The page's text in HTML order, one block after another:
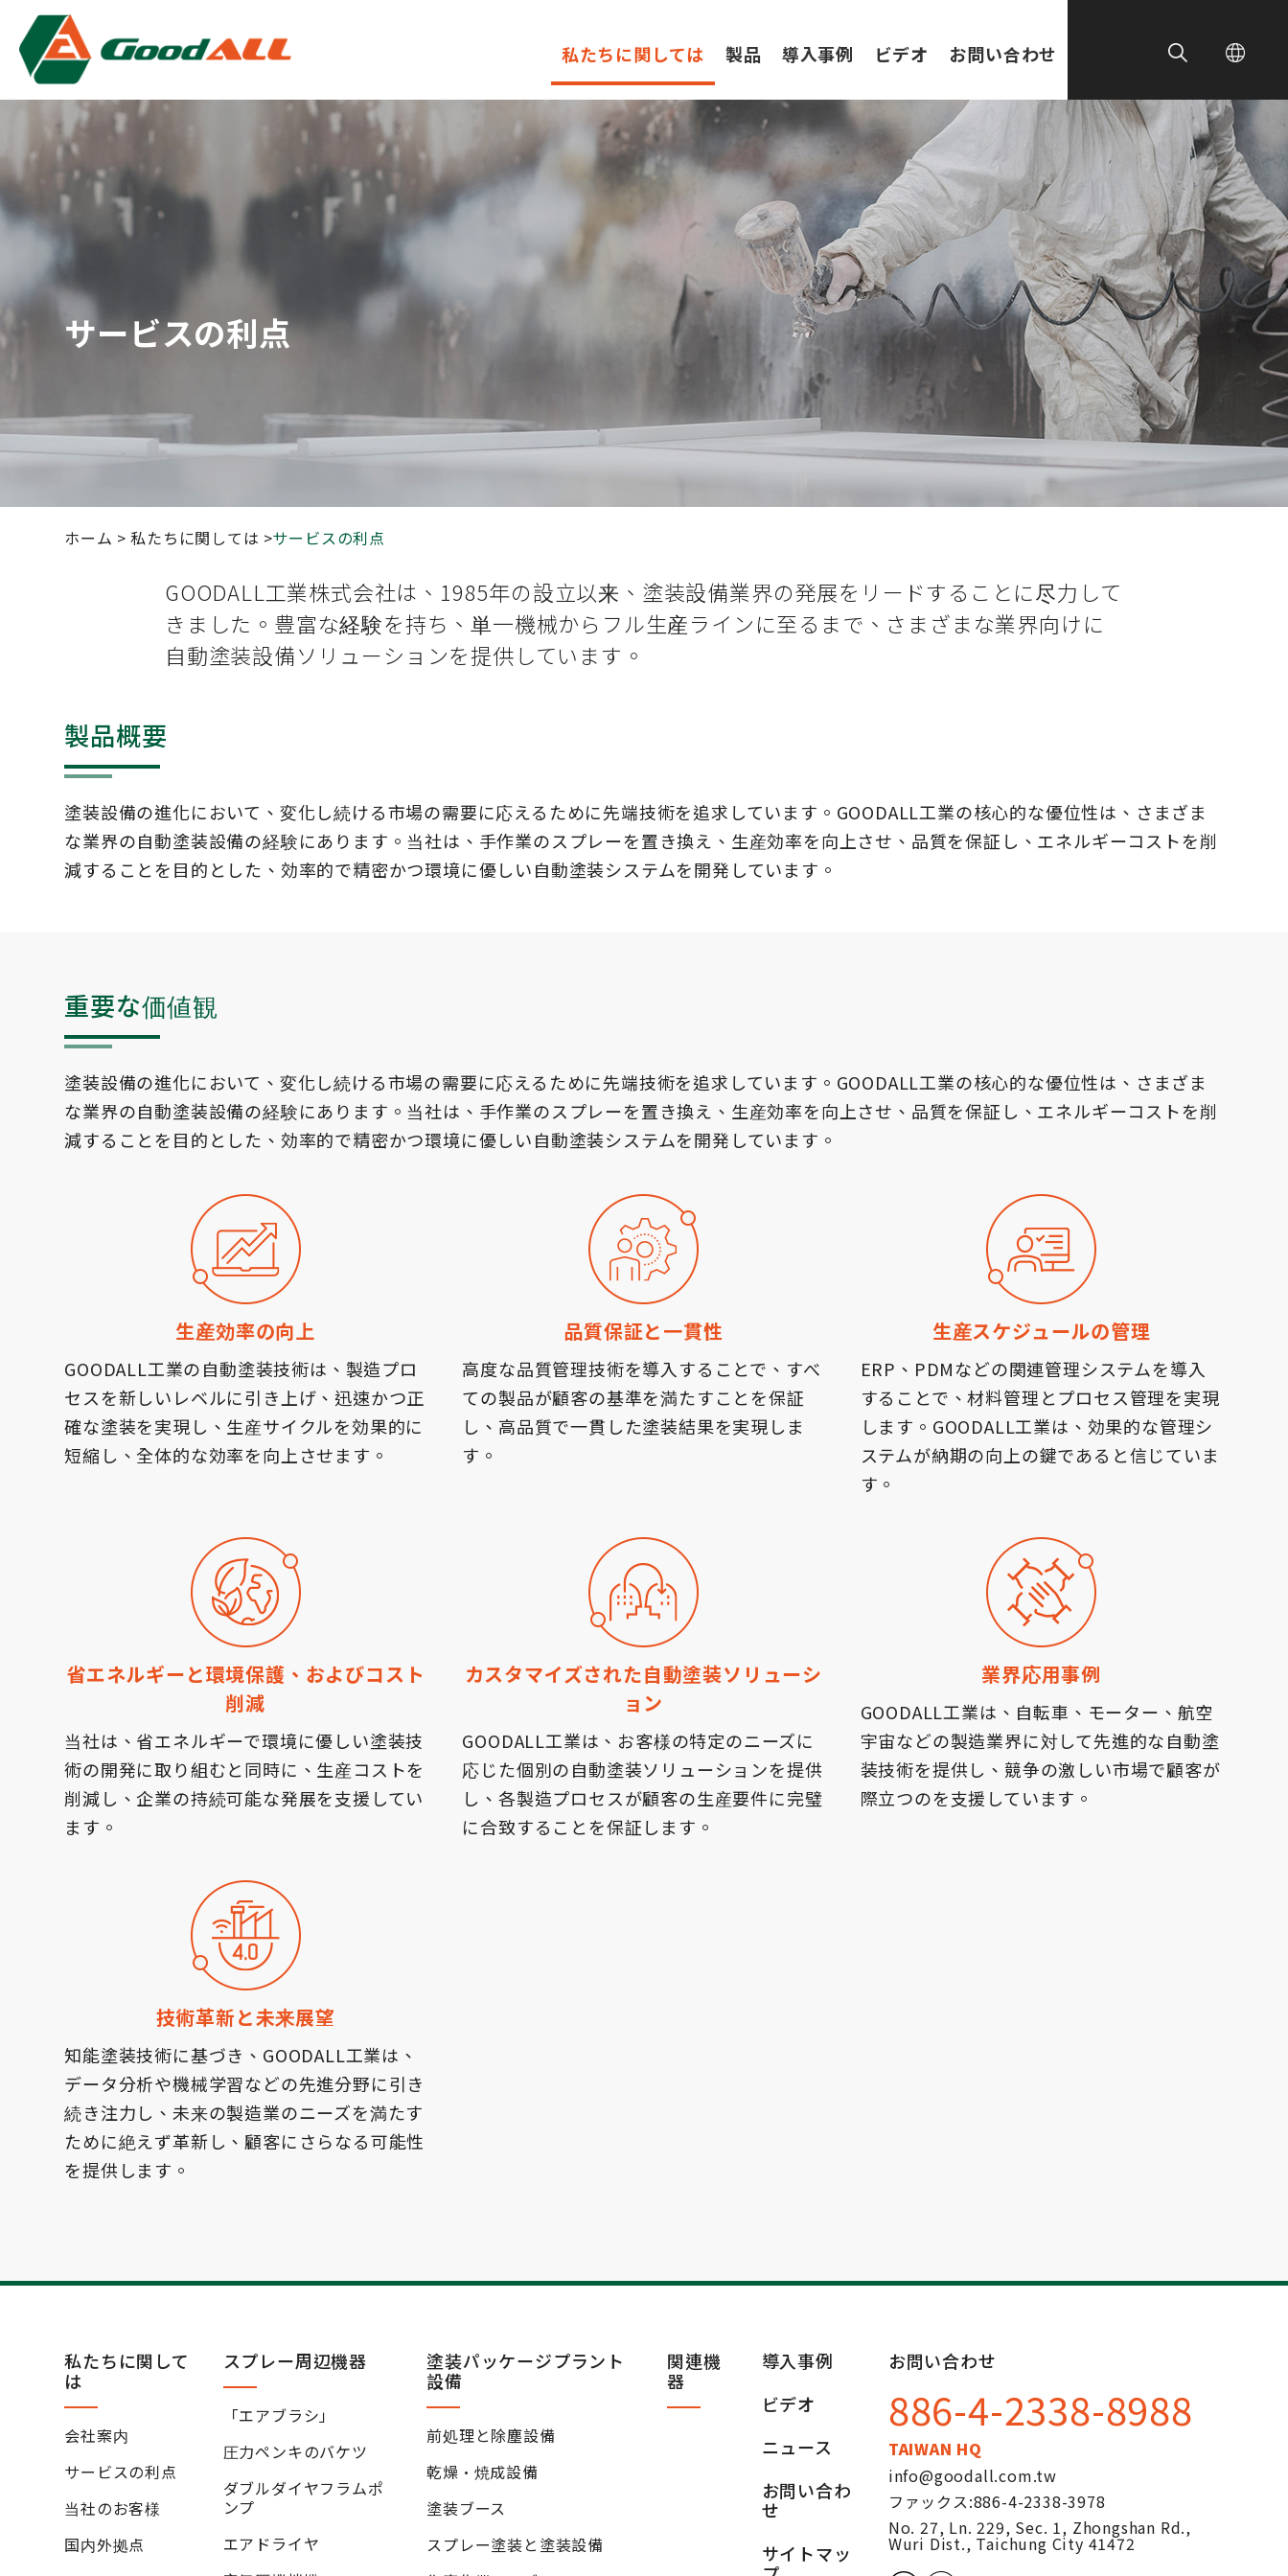
私たちに関しては 製品 導入事例 ビデオ お問い合わせ
サービスの利点
ホーム 私たちに関しては サービスの利点
GOODALL工業株式会社は、1985年の設立以来、塗装設備業界の発展をリードすることに尽力して
きました。豊富な経験を持ち、単一機械からフル生産ラインに至るまで、さまざまな業界向けに
自動塗装設備ソリューションを提供しています。
製品概要
塗装設備の進化において、変化し続ける市場の需要に応えるために先端技術を追求しています。GOODALL工業の核心的な優位性は、さまざま
な業界の自動塗装設備の経験にあります。当社は、手作業のスプレーを置き換え、生産効率を向上させ、品質を保証し、エネルギーコストを削
減することを目的とした、効率的で精密かつ環境に優しい自動塗装システムを開発しています。
重要な価値観
塗装設備の進化において、変化し続ける市場の需要に応えるために先端技術を追求しています。GOODALL工業の核心的な優位性は、さまざま
な業界の自動塗装設備の経験にあります。当社は、手作業のスプレーを置き換え、生産効率を向上させ、品質を保証し、エネルギーコストを削
減することを目的とした、効率的で精密かつ環境に優しい自動塗装システムを開発しています。
生産効率の向上
GOODALL工業の自動塗装技術は、製造プロ
セスを新しいレベルに引き上げ、迅速かつ正
確な塗装を実現し、生産サイクルを効果的に
短縮し、全体的な効率を向上させます。
品質保証と一貫性
高度な品質管理技術を導入することで、すべ
ての製品が顧客の基準を満たすことを保証
し、高品質で一貫した塗装結果を実現しま
す。
生産スケジュールの管理
ERP、PDMなどの関連管理システムを導入
することで、材料管理とプロセス管理を実現
します。GOODALL工業は、効果的な管理シ
ステムが納期の向上の鍵であると信じていま
す。
省エネルギーと環境保護、およびコスト
削減
当社は、省エネルギーで環境に優しい塗装技
術の開発に取り組むと同時に、生産コストを
削減し、企業の持続可能な発展を支援してい
ます。
カスタマイズされた自動塗装ソリューシ
ョン
GOODALL工業は、お客様の特定のニーズに
応じた個別の自動塗装ソリューションを提供
し、各製造プロセスが顧客の生産要件に完璧
に合致することを保証します。
業界応用事例
GOODALL工業は、自転車、モーター、航空
宇宙などの製造業界に対して先進的な自動塗
装技術を提供し、競争の激しい市場で顧客が
際立つのを支援しています。
技術革新と未来展望
知能塗装技術に基づき、GOODALL工業は、
データ分析や機械学習などの先進分野に引き
続き注力し、未来の製造業のニーズを満たす
ために絶えず革新し、顧客にさらなる可能性
を提供します。
私たちに関して
は
会社案内
サービスの利点
当社のお客様
国内外拠点
スプレー周辺機器
「エアブラシ」
圧力ペンキのバケツ
ダブルダイヤフラムポ
ンプ
エアドライヤ
塗装パッケージプラント
設備
前処理と除塵設備
乾燥·焼成設備
塗装ブース
スプレー塗装と塗装設備
関連機
器
導入事例
ビデオ
ニュース
お問い合わ
せ
サイトマッ
お問い合わせ
886-4-2338-8988
TAIWAN HQ
info@goodall.com.tw
ファックス:886-4-2338-3978
No. 27, Ln. 229, Sec. 1, Zhongshan Rd.,
Wuri Dist., Taichung City 41472
クッキー利用の管理について